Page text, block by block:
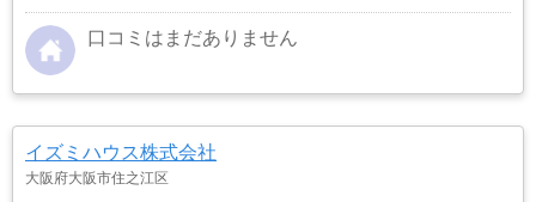
口コミはまだありません
イズミハウス株式会社
大阪府大阪市住之江区